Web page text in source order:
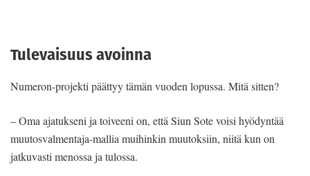
Tulevaisuus avoinna
Numeron-projekti päättyy tämän vuoden lopussa. Mitä sitten?
– Oma ajatukseni ja toiveeni on, että Siun Sote voisi hyödyntää
muutosvalmentaja-mallia muihinkin muutoksiin, niitä kun on
jatkuvasti menossa ja tulossa.